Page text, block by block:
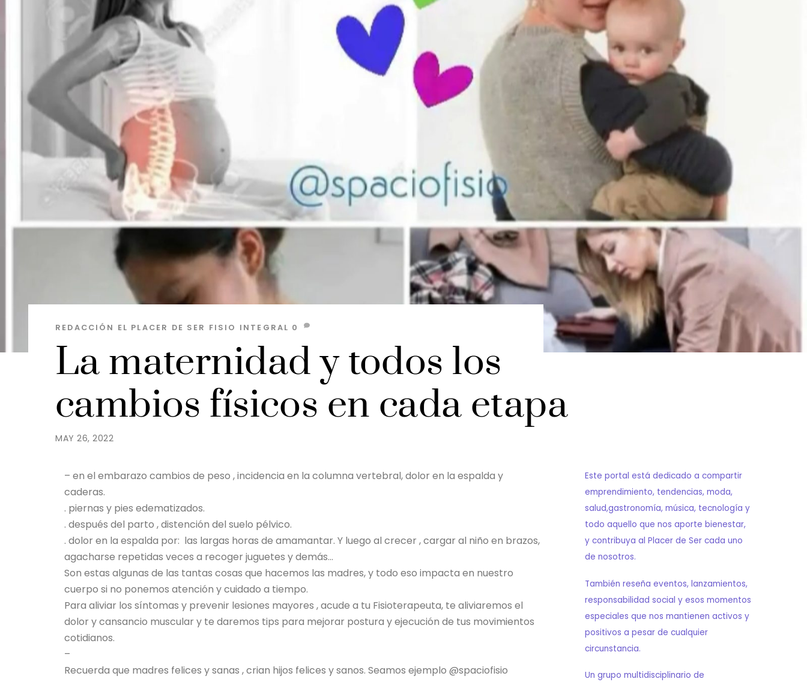
MAY 26, 2022
La maternidad y todos los
cambios físicos en cada etapa
REDACCIÓN EL PLACER DE SER FISIO INTEGRAL 0
– en el embarazo cambios de peso , incidencia en la columna vertebral, dolor en la espalda y
caderas.
. piernas y pies edematizados.
.️ después del parto , distención del suelo pélvico.
. ️dolor en la espalda por: ️ las largas horas de amamantar. Y luego al crecer , cargar al niño en brazos,
agacharse repetidas veces a recoger juguetes y demás…
Son estas algunas de las tantas cosas que hacemos las madres, y todo eso impacta en nuestro
cuerpo si no ponemos atención y cuidado a tiempo.
Para aliviar los síntomas y prevenir lesiones mayores , acude a tu Fisioterapeuta, te aliviaremos el
dolor y cansancio muscular y te daremos tips para mejorar postura y ejecución de tus movimientos
cotidianos.
–
Recuerda que madres felices y sanas , crian hijos felices y sanos. Seamos ejemplo @spaciofisio
Este portal está dedicado a compartir
emprendimiento, tendencias, moda,
salud,gastronomía, música, tecnología y
todo aquello que nos aporte bienestar,
y contribuya al Placer de Ser cada uno
de nosotros.
También reseña eventos, lanzamientos,
responsabilidad social y esos momentos
especiales que nos mantienen activos y
positivos a pesar de cualquier
circunstancia.
Un grupo multidisciplinario de